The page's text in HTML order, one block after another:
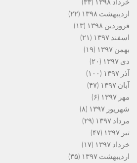
خرداد ۱۳۹۸
(۳۳)
اردیبهشت ۱۳۹۸
(۲۲)
فروردین ۱۳۹۸
(۱۳)
اسفند ۱۳۹۷
(۲۱)
بهمن ۱۳۹۷
(۱۹)
دی ۱۳۹۷
(۲۰)
آذر ۱۳۹۷
(۱۰۰)
آبان ۱۳۹۷
(۴۷)
مهر ۱۳۹۷
(۶)
شهریور ۱۳۹۷
(۸)
مرداد ۱۳۹۷
(۲۹)
تیر ۱۳۹۷
(۴۷)
خرداد ۱۳۹۷
(۱۷)
اردیبهشت ۱۳۹۷
(۳۵)